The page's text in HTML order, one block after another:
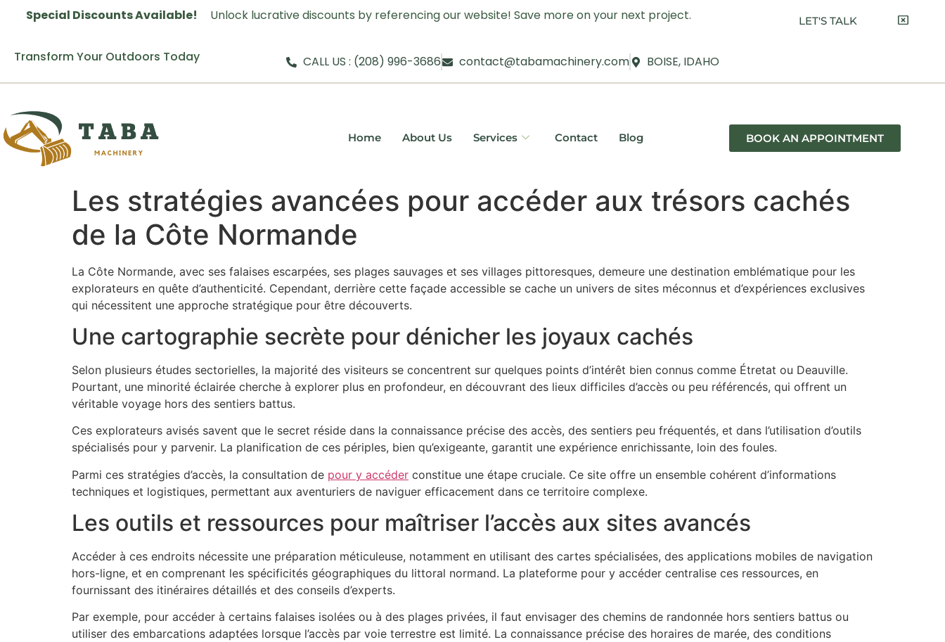
Special Discounts Available! Unlock lucrative discounts by referencing our website! Save more on your next project. LET'S TALK
Transform Your Outdoors Today CALL US : (208) 996-3686 contact@tabamachinery.com BOISE, IDAHO
Home About Us Services Contact Blog BOOK AN APPOINTMENT
Les stratégies avancées pour accéder aux trésors cachés
de la Côte Normande
La Côte Normande, avec ses falaises escarpées, ses plages sauvages et ses villages pittoresques, demeure une destination emblématique pour les
explorateurs en quête d’authenticité. Cependant, derrière cette façade accessible se cache un univers de sites méconnus et d’expériences exclusives
qui nécessitent une approche stratégique pour être découverts.
Une cartographie secrète pour dénicher les joyaux cachés
Selon plusieurs études sectorielles, la majorité des visiteurs se concentrent sur quelques points d’intérêt bien connus comme Étretat ou Deauville.
Pourtant, une minorité éclairée cherche à explorer plus en profondeur, en découvrant des lieux difficiles d’accès ou peu référencés, qui offrent un
véritable voyage hors des sentiers battus.
Ces explorateurs avisés savent que le secret réside dans la connaissance précise des accès, des sentiers peu fréquentés, et dans l’utilisation d’outils
spécialisés pour y parvenir. La planification de ces périples, bien qu’exigeante, garantit une expérience enrichissante, loin des foules.
Parmi ces stratégies d’accès, la consultation de pour y accéder constitue une étape cruciale. Ce site offre un ensemble cohérent d’informations
techniques et logistiques, permettant aux aventuriers de naviguer efficacement dans ce territoire complexe.
Les outils et ressources pour maîtriser l’accès aux sites avancés
Accéder à ces endroits nécessite une préparation méticuleuse, notamment en utilisant des cartes spécialisées, des applications mobiles de navigation
hors-ligne, et en comprenant les spécificités géographiques du littoral normand. La plateforme pour y accéder centralise ces ressources, en
fournissant des itinéraires détaillés et des conseils d’experts.
Par exemple, pour accéder à certains falaises isolées ou à des plages privées, il faut envisager des chemins de randonnée hors sentiers battus ou
utiliser des embarcations adaptées lorsque l’accès par voie terrestre est limité. La connaissance précise des horaires de marée, des conditions